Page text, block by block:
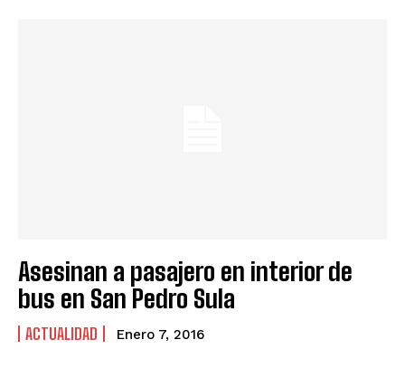
Asesinan a pasajero en interior de
bus en San Pedro Sula
ACTUALIDAD Enero 7, 2016